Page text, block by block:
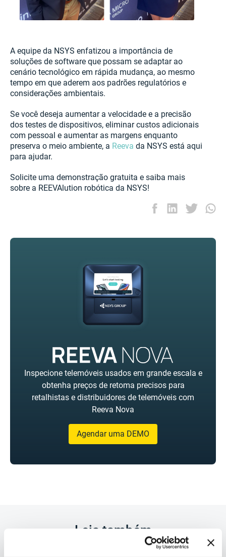
A equipe da NSYS enfatizou a importância de
soluções de software que possam se adaptar ao
cenário tecnológico em rápida mudança, ao mesmo
tempo em que aderem aos padrões regulatórios e
considerações ambientais.
Se você deseja aumentar a velocidade e a precisão
dos testes de dispositivos, eliminar custos adicionais
com pessoal e aumentar as margens enquanto
preserva o meio ambiente, a Reeva da NSYS está aqui
para ajudar.
Solicite uma demonstração gratuita e saiba mais
sobre a REEVAlution robótica da NSYS!
Inspecione telemóveis usados em grande escala e
obtenha preços de retoma precisos para
retalhistas e distribuidores de telemóveis com
Reeva Nova
Agendar uma DEMO
Leia também